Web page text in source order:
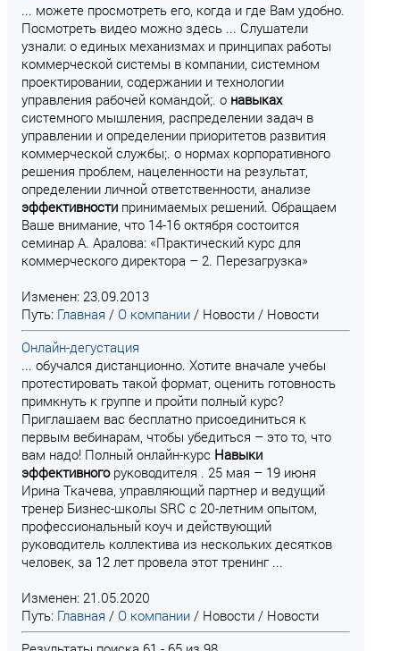
... можете просмотреть его, когда и где Вам удобно.
Посмотреть видео можно здесь ... Слушатели
узнали: о единых механизмах и принципах работы
коммерческой системы в компании, системном
проектировании, содержании и технологии
управления рабочей командой;. о навыках
системного мышления, распределении задач в
управлении и определении приоритетов развития
коммерческой службы;. о нормах корпоративного
решения проблем, нацеленности на результат,
определении личной ответственности, анализе
эффективности принимаемых решений. Обращаем
Ваше внимание, что 14-16 октября состоится
семинар А. Аралова: «Практический курс для
коммерческого директора – 2. Перезагрузка»
Изменен: 23.09.2013
Путь: Главная / О компании / Новости / Новости
Онлайн-дегустация
... обучался дистанционно. Хотите вначале учебы
протестировать такой формат, оценить готовность
примкнуть к группе и пройти полный курс?
Приглашаем вас бесплатно присоединиться к
первым вебинарам, чтобы убедиться – это то, что
вам надо! Полный онлайн-курс Навыки
эффективногоруководителя . 25 мая – 19 июня
Ирина Ткачева, управляющий партнер и ведущий
тренер Бизнес-школы SRC с 20-летним опытом,
профессиональный коуч и действующий
руководитель коллектива из нескольких десятков
человек, за 12 лет провела этот тренинг ...
Изменен: 21.05.2020
Путь: Главная / О компании / Новости / Новости